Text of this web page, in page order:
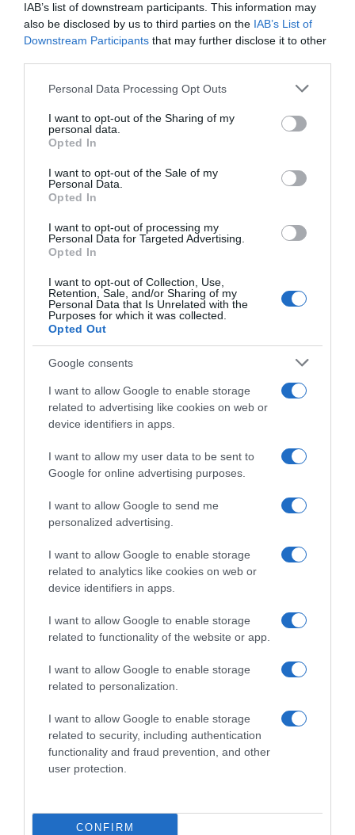
IAB’s list of downstream participants. This information may
also be disclosed by us to third parties on the IAB’s List of
Downstream Participants that may further disclose it to other
Please note that this website/app uses one or more Google
not limited to your visit or usage behaviour. You may click to
grant or deny consent to Google and its third-party tags to
use your data for below specified purposes in below Google
consent section.
Personal Data Processing Opt Outs
I want to opt-out of the Sharing of my
personal data.
Opted In
I want to opt-out of the Sale of my
Personal Data.
Opted In
I want to opt-out of processing my
Personal Data for Targeted Advertising.
Opted In
I want to opt-out of Collection, Use,
Retention, Sale, and/or Sharing of my
Personal Data that Is Unrelated with the
Purposes for which it was collected.
Opted Out
Google consents
I want to allow Google to enable storage
related to advertising like cookies on web or
device identifiers in apps.
I want to allow my user data to be sent to
Google for online advertising purposes.
I want to allow Google to send me
personalized advertising.
I want to allow Google to enable storage
related to analytics like cookies on web or
device identifiers in apps.
I want to allow Google to enable storage
related to functionality of the website or app.
I want to allow Google to enable storage
related to personalization.
I want to allow Google to enable storage
related to security, including authentication
functionality and fraud prevention, and other
user protection.
CONFIRM
PRODUTOS E MARCAS
MadeiraShopping inaugura iluminação de
PESSOAS
Grupo D’Repente actua esta sexta-feira no
festival 'Sons e Sabores'
13 Nov 10:55
PRAZERES
Savoy Palace recebe a Essência do Vinho -
Madeira 2025
19 Nov 11:33